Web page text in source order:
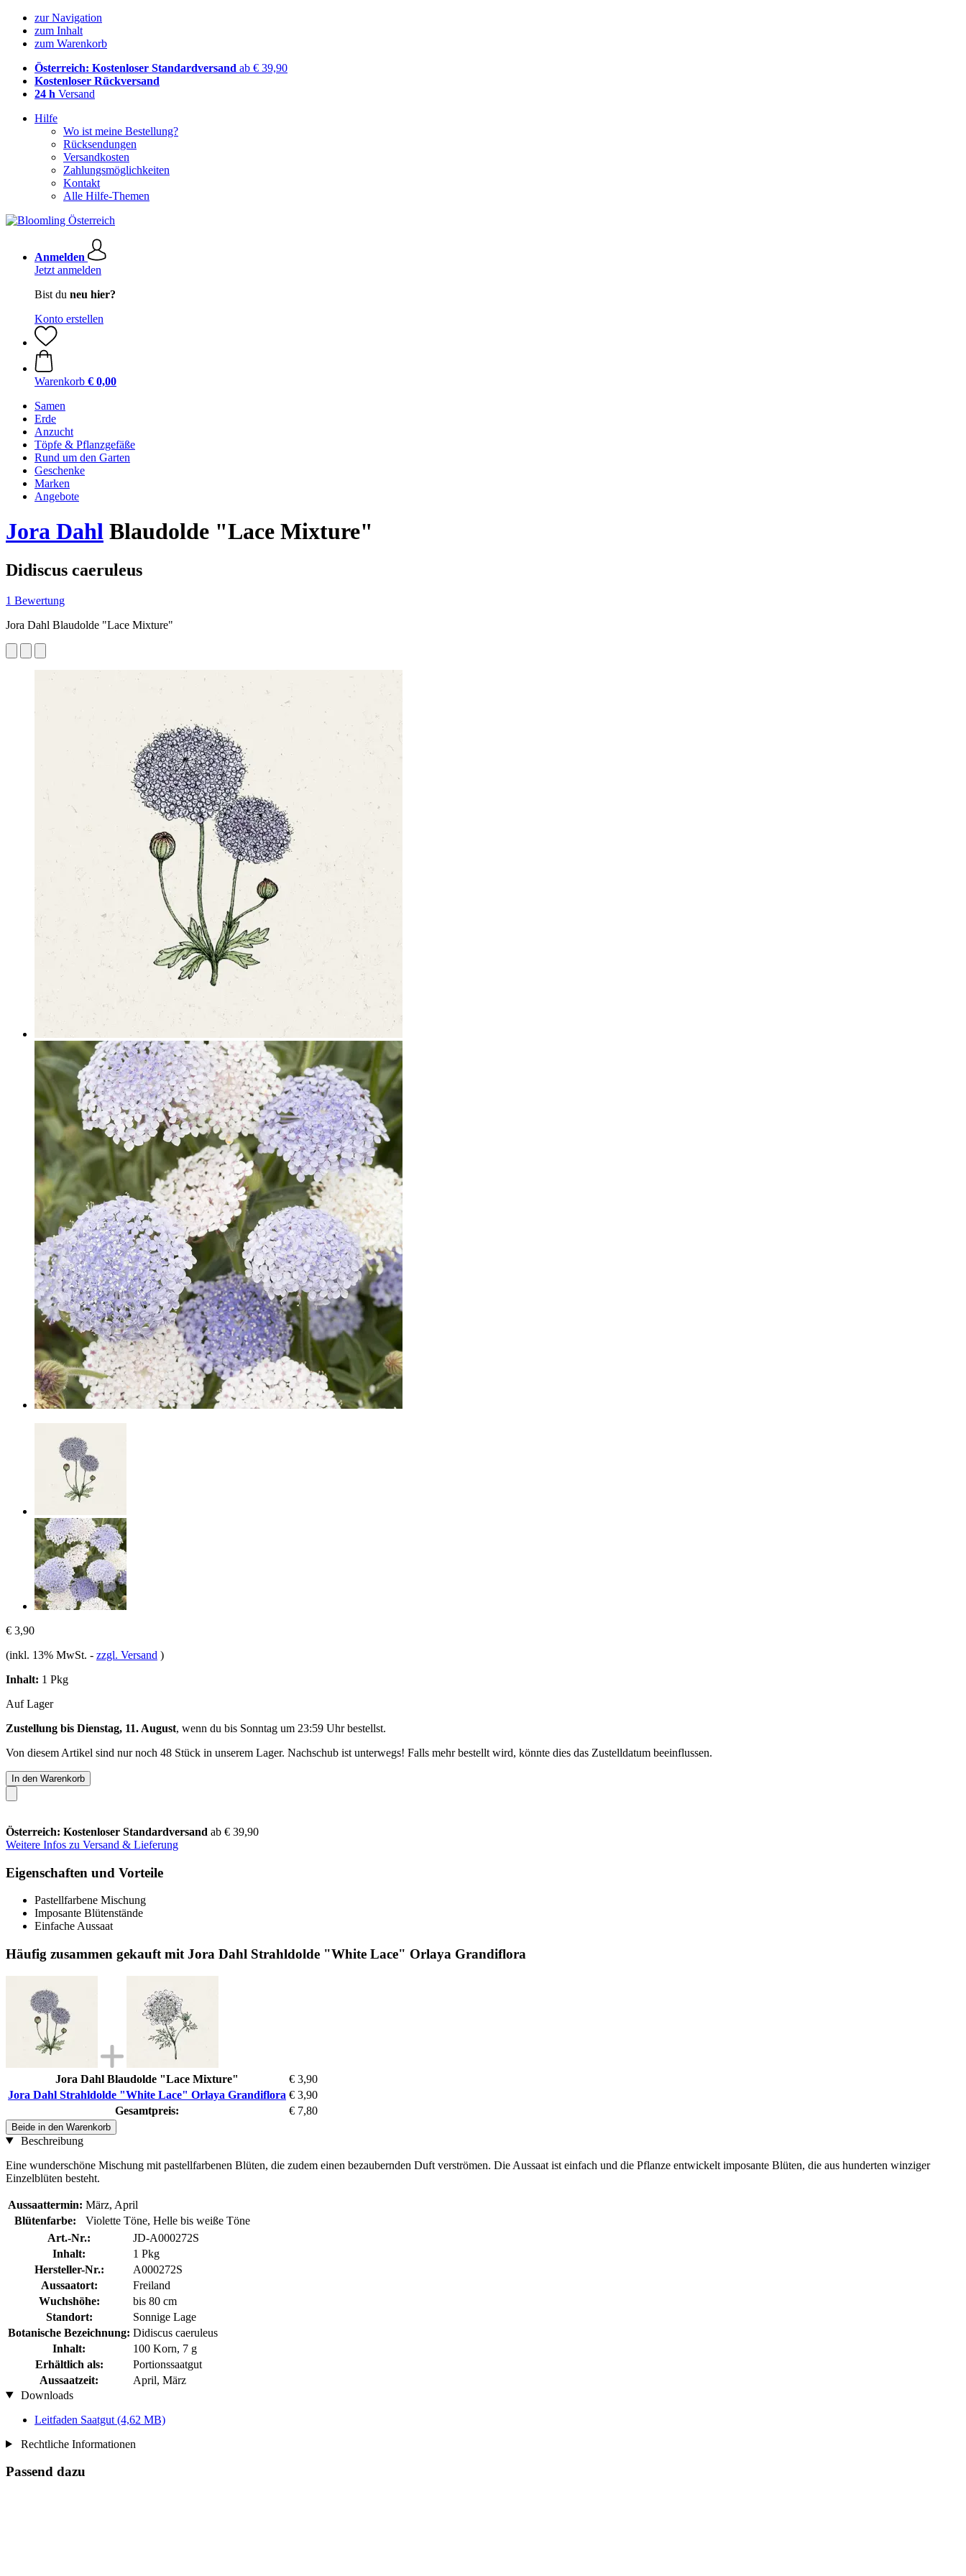
zur Navigation
zum Inhalt
zum Warenkorb
Österreich: Kostenloser Standardversand ab € 39,90
Kostenloser Rückversand
24 h Versand
Hilfe
Wo ist meine Bestellung?
Rücksendungen
Versandkosten
Zahlungsmöglichkeiten
Kontakt
Alle Hilfe-Themen
Anmelden
Jetzt anmelden
Bist du neu hier?
Konto erstellen
Warenkorb € 0,00
Samen
Erde
Anzucht
Töpfe & Pflanzgefäße
Rund um den Garten
Geschenke
Marken
Angebote
Jora Dahl Blaudolde "Lace Mixture"
Didiscus caeruleus
1 Bewertung
Jora Dahl Blaudolde "Lace Mixture"
€ 3,90
(inkl. 13% MwSt. - zzgl. Versand )
Inhalt: 1 Pkg
Auf Lager
Zustellung bis Dienstag, 11. August, wenn du bis Sonntag um 23:59 Uhrbestellst.
Von diesem Artikel sind nur noch 48 Stück in unserem Lager. Nachschub ist unterwegs! Falls mehr bestellt wird, könnte dies das Zustelldatum beeinflussen.
In den Warenkorb
Österreich: Kostenloser Standardversand ab € 39,90
Weitere Infos zu Versand & Lieferung
Eigenschaften und Vorteile
Pastellfarbene Mischung
Imposante Blütenstände
Einfache Aussaat
Häufig zusammen gekauft mit Jora Dahl Strahldolde "White Lace" Orlaya Grandiflora
Jora Dahl Blaudolde "Lace Mixture"
€ 3,90
Jora Dahl Strahldolde "White Lace" Orlaya Grandiflora € 3,90
Gesamtpreis:
€ 7,80
Beide in den Warenkorb
Beschreibung
Eine wunderschöne Mischung mit pastellfarbenen Blüten, die zudem einen bezaubernden Duft verströmen. Die Aussaat ist einfach und die Pflanze entwickelt imposante Blüten, die aus hunderten winziger
Einzelblüten besteht.
Aussaattermin: März, April
Blütenfarbe:
Violette Töne, Helle bis weiße Töne
Art.-Nr.:
JD-A000272S
Inhalt:
1 Pkg
Hersteller-Nr.:
A000272S
Aussaatort:
Freiland
Wuchshöhe:
bis 80 cm
Standort:
Sonnige Lage
Botanische Bezeichnung: Didiscus caeruleus
Inhalt:
100 Korn, 7 g
Erhältlich als:
Portionssaatgut
Aussaatzeit:
April, März
Downloads
Leitfaden Saatgut (4,62 MB)
Rechtliche Informationen
Passend dazu